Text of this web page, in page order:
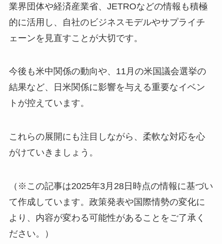
業界団体や経済産業省、JETROなどの情報も積極
的に活用し、自社のビジネスモデルやサプライチ
ェーンを見直すことが大切です。
今後も米中関係の動向や、11月の米国議会選挙の
結果など、日米関係に影響を与える重要なイベン
トが控えています。
これらの展開にも注目しながら、柔軟な対応を心
がけていきましょう。
（※この記事は2025年3月28日時点の情報に基づい
て作成しています。政策発表や国際情勢の変化に
より、内容が変わる可能性があることをご了承く
ださい。）